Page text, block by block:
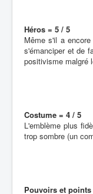
Héros = 5 / 5
Même s'il a
s'émanciper et de
positivisme malgré
Costume = 4 / 5
L'emblème plus
trop sombre (un
Pouvoirs et